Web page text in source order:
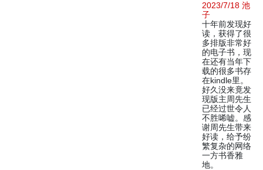
2023/7/18 池
子
十年前发现好
读，获得了很
多排版非常好
的电子书，现
在还有当年下
载的很多书存
在kindle里。
好久没来竟发
现版主周先生
已经过世令人
不胜唏嘘。感
谢周先生带来
好读，给予纷
繁复杂的网络
一方书香雅
地。